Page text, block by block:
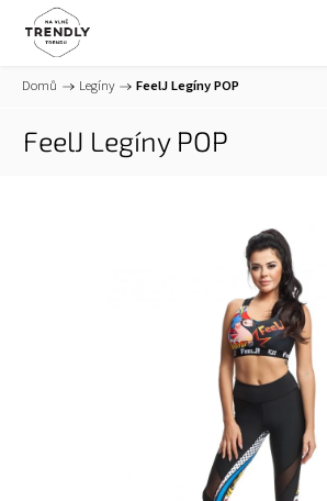
Domů / Legíny / FeelJ Legíny POP
FeelJ Legíny POP